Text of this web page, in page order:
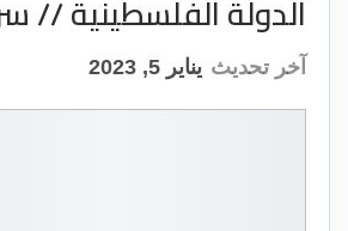
الدولة الفلسطينية //
آخر تحديث يناير 5, 2023